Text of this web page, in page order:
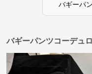
バギーパ
バギーパンツコーデュ